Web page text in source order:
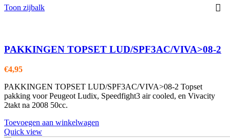
Toon zijbalk
PAKKINGEN TOPSET LUD/SPF3AC/VIVA>08-2
€4,95
PAKKINGEN TOPSET LUD/SPF3AC/VIVA>08-2 Topset
pakking voor Peugeot Ludix, Speedfight3 air cooled, en Vivacity
2takt na 2008 50cc.
Toevoegen aan winkelwagen
Quick view